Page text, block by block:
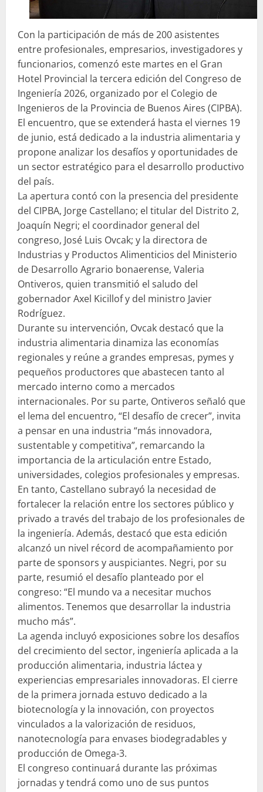
Con la participación de más de 200 asistentes
entre profesionales, empresarios, investigadores y
funcionarios, comenzó este martes en el Gran
Hotel Provincial la tercera edición del Congreso de
Ingeniería 2026, organizado por el Colegio de
Ingenieros de la Provincia de Buenos Aires (CIPBA).
El encuentro, que se extenderá hasta el viernes 19
de junio, está dedicado a la industria alimentaria y
propone analizar los desafíos y oportunidades de
un sector estratégico para el desarrollo productivo
del país.
La apertura contó con la presencia del presidente
del CIPBA, Jorge Castellano; el titular del Distrito 2,
Joaquín Negri; el coordinador general del
congreso, José Luis Ovcak; y la directora de
Industrias y Productos Alimenticios del Ministerio
de Desarrollo Agrario bonaerense, Valeria
Ontiveros, quien transmitió el saludo del
gobernador Axel Kicillof y del ministro Javier
Rodríguez.
Durante su intervención, Ovcak destacó que la
industria alimentaria dinamiza las economías
regionales y reúne a grandes empresas, pymes y
pequeños productores que abastecen tanto al
mercado interno como a mercados
internacionales. Por su parte, Ontiveros señaló que
el lema del encuentro, “El desafío de crecer”, invita
a pensar en una industria “más innovadora,
sustentable y competitiva”, remarcando la
importancia de la articulación entre Estado,
universidades, colegios profesionales y empresas.
En tanto, Castellano subrayó la necesidad de
fortalecer la relación entre los sectores público y
privado a través del trabajo de los profesionales de
la ingeniería. Además, destacó que esta edición
alcanzó un nivel récord de acompañamiento por
parte de sponsors y auspiciantes. Negri, por su
parte, resumió el desafío planteado por el
congreso: “El mundo va a necesitar muchos
alimentos. Tenemos que desarrollar la industria
mucho más”.
La agenda incluyó exposiciones sobre los desafíos
del crecimiento del sector, ingeniería aplicada a la
producción alimentaria, industria láctea y
experiencias empresariales innovadoras. El cierre
de la primera jornada estuvo dedicado a la
biotecnología y la innovación, con proyectos
vinculados a la valorización de residuos,
nanotecnología para envases biodegradables y
producción de Omega-3.
El congreso continuará durante las próximas
jornadas y tendrá como uno de sus puntos